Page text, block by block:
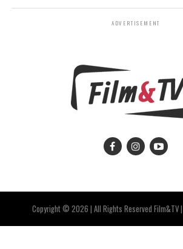
ADVERTISEMENT
Copyright © 2026 | All Rights Reserved Film&TV